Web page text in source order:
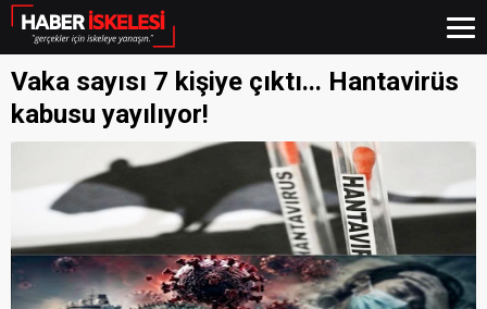
Vaka sayısı 7 kişiye çıktı... Hantavirüs
kabusu yayılıyor!